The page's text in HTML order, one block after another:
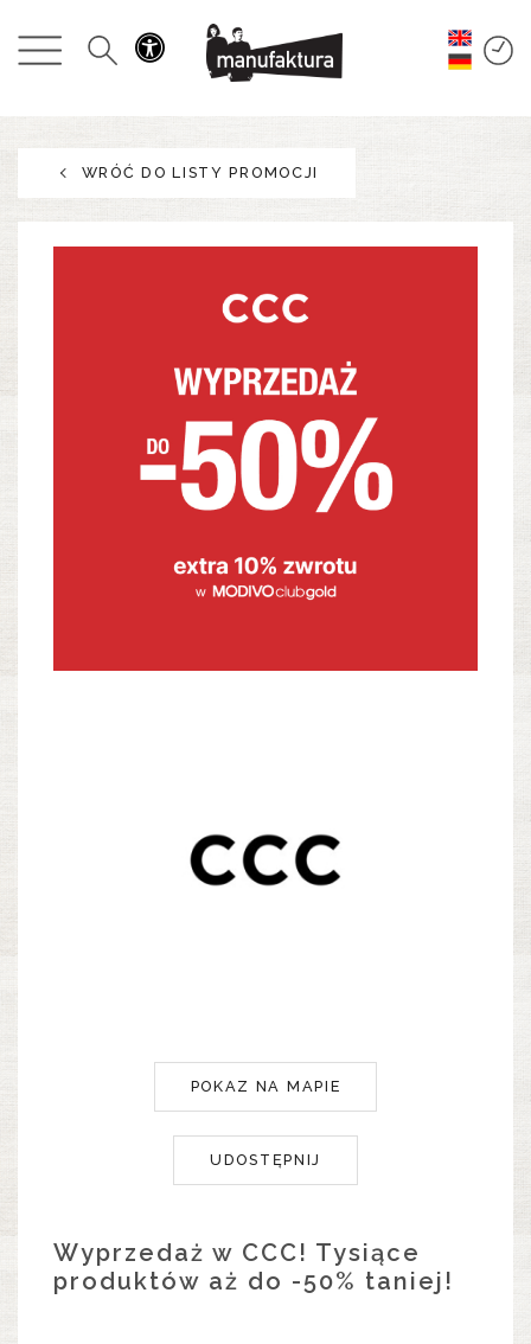
WYDARZENIA
PROMOCJE
ROZRYWKA
WRÓĆ DO LISTY PROMOCJI
POKAZ NA MAPIE
UDOSTĘPNIJ
Wyprzedaż w CCC! Tysiące
produktów aż do -50% taniej!